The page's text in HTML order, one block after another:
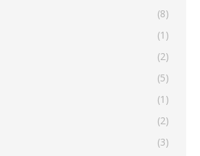
(8)
(1)
(2)
(5)
(1)
(2)
(3)